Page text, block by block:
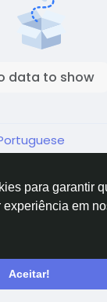
para garantir
em
Aceitar!
data to show
Fale